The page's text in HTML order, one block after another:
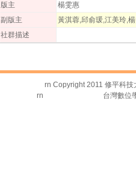
版主
楊雯惠
副版主
黃淇蓉,邱俞瑗,江美玲,
社群描述
rn Copyright 2011 修平科
rn
台灣數位